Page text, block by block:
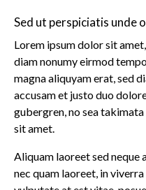
Sed ut perspiciatis unde
Lorem ipsum dolor sit
diam nonumy eirmod
magna aliquyam erat, sed
accusam et justo duo
gubergren, no sea
sit amet.
Aliquam laoreet sed neque
nec quam laoreet, in